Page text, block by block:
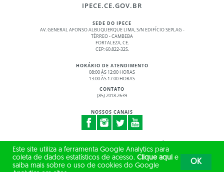
IPECE.CE.GOV.BR
SEDE DO IPECE
AV. GENERAL AFONSO ALBUQUERQUE LIMA, S/N EDIFÍCIO SEPLAG -
TÉRREO - CAMBEBA
FORTALEZA, CE.
CEP: 60.822-325.
HORÁRIO DE ATENDIMENTO
08:00 ÀS 12:00 HORAS
13:00 ÀS 17:00 HORAS
CONTATO
(85) 2018.2639
NOSSOS CANAIS
© 2017 - 2026 – GOVERNO DO ESTADO DO CEARÁ
TODOS OS DIREITOS RESERVADOS
Este site utiliza a ferramenta Google Analytics para
coleta de dados estatísticos de acesso. Clique aqui e
saiba mais sobre o uso de cookies do Google
OK